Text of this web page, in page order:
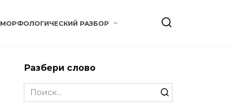
МОРФОЛОГИЧЕСКИЙ РАЗБОР
Разбери слово
Search
for: